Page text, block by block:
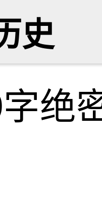
史
绝